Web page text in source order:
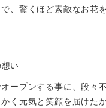
、驚くほど素敵なお花
い
ープンする事に、段々
く元気と笑顔を届けた